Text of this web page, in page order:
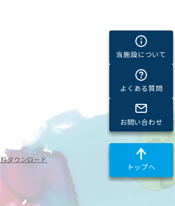
当施設について
よくある質問
お問い合わせ
トップへ
ダウンロード